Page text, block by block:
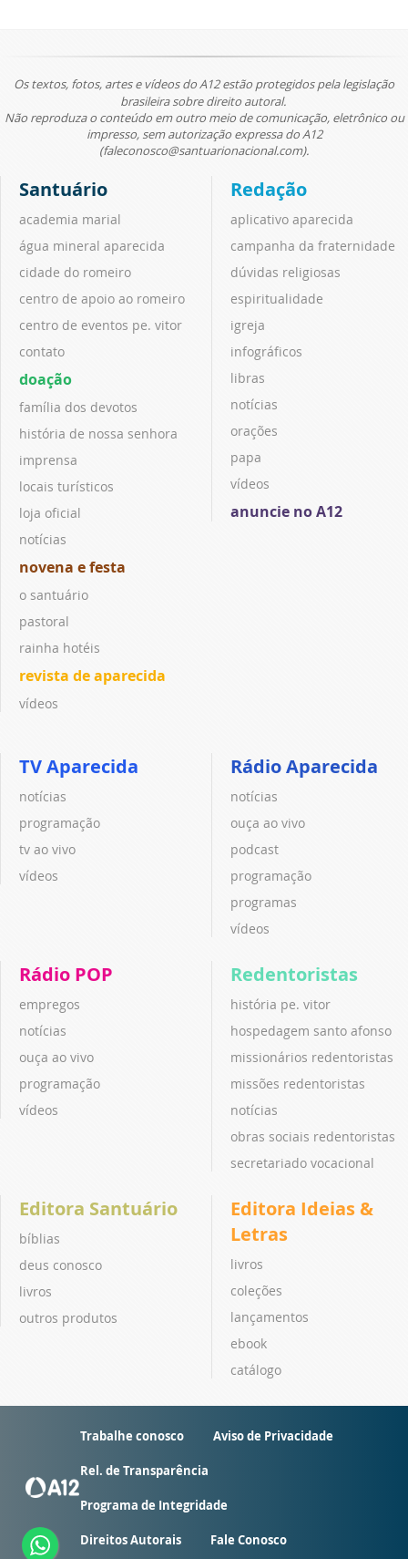
Os textos, fotos, artes e vídeos do A12 estão protegidos pela legislação
brasileira sobre direito autoral.
Não reproduza o conteúdo em outro meio de comunicação, eletrônico ou
impresso, sem autorização expressa do A12
(faleconosco@santuarionacional.com).
Santuário
academia marial
água mineral aparecida
cidade do romeiro
centro de apoio ao romeiro
centro de eventos pe. vitor
contato
doação
família dos devotos
história de nossa senhora
imprensa
locais turísticos
loja oficial
notícias
novena e festa
o santuário
pastoral
rainha hotéis
revista de aparecida
vídeos
Redação
aplicativo aparecida
campanha da fraternidade
dúvidas religiosas
espiritualidade
igreja
infográficos
libras
notícias
orações
papa
vídeos
anuncie no A12
TV Aparecida
notícias
programação
tv ao vivo
vídeos
Rádio Aparecida
notícias
ouça ao vivo
podcast
programação
programas
vídeos
Rádio POP
empregos
notícias
ouça ao vivo
programação
vídeos
Redentoristas
história pe. vitor
hospedagem santo afonso
missionários redentoristas
missões redentoristas
notícias
obras sociais redentoristas
secretariado vocacional
Editora Santuário
bíblias
deus conosco
livros
outros produtos
Editora Ideias &
Letras
livros
coleções
lançamentos
ebook
catálogo
Trabalhe conosco Aviso de Privacidade
Rel. de Transparência
Programa de Integridade
Direitos Autorais Fale Conosco